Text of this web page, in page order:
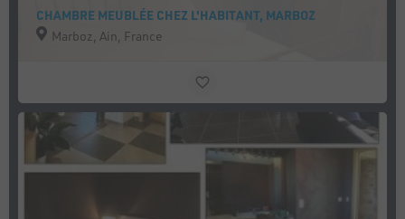
CHAMBRE MEUBLÉE CHEZ L'HABITANT, MARBOZ
Marboz, Ain, France